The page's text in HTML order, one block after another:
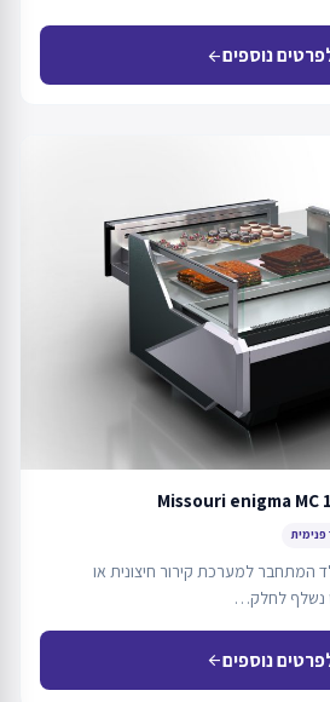
נוספיםarrow_back
Missouri enigma MC
פנימית
המתחבר למערכת קירור חיצונית או
נשלף לחלק…
נוספיםarrow_back